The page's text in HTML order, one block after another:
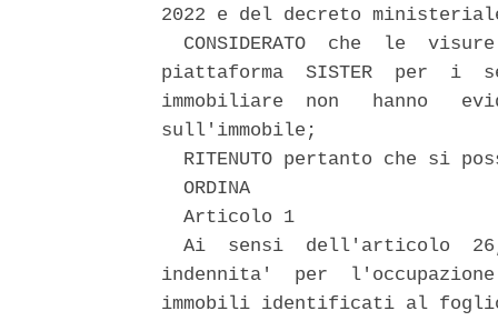
2022 e del decreto
CONSIDERATO  che  le
piattaforma  SISTER  per
immobiliare  non   hanno
sull'immobile;
RITENUTO pertanto che si
  ORDINA
  Articolo 1
Ai  sensi  dell'articolo
indennita'  per
immobili identificati al foglio